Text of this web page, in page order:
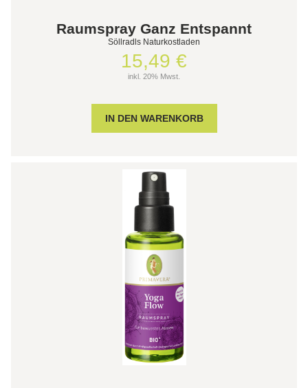
Raumspray Ganz Entspannt
Söllradls Naturkostladen
15,49 €
inkl. 20% Mwst.